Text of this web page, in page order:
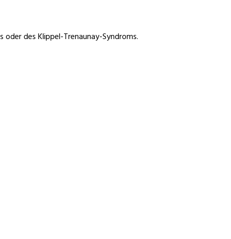
oder des Klippel-Trenaunay-Syndroms.